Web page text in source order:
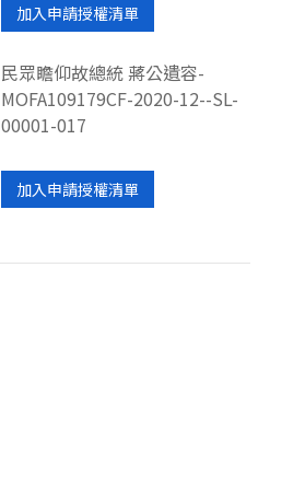
加入申請授權清單
民眾瞻仰故總統 蔣公遺容-
MOFA109179CF-2020-12--SL-
00001-017
加入申請授權清單